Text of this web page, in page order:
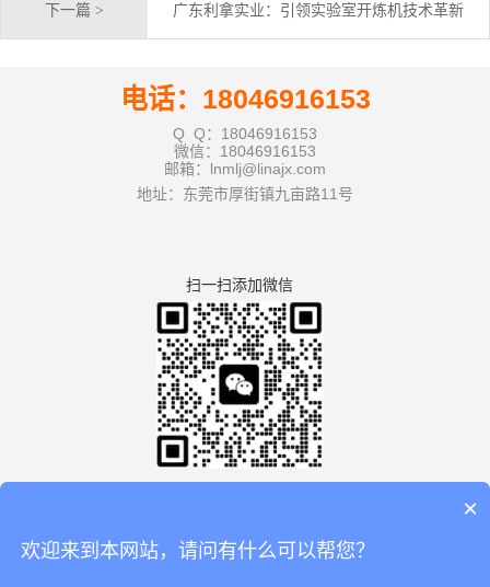
下一篇 > 广东利拿实业：引领实验室开炼机技术革新
电话：18046916153
Q Q：18046916153
微信：18046916153
邮箱：lnmlj@linajx.com
地址：东莞市厚街镇九亩路11号
扫一扫添加微信
×
欢迎来到本网站，请问有什么可以帮您？